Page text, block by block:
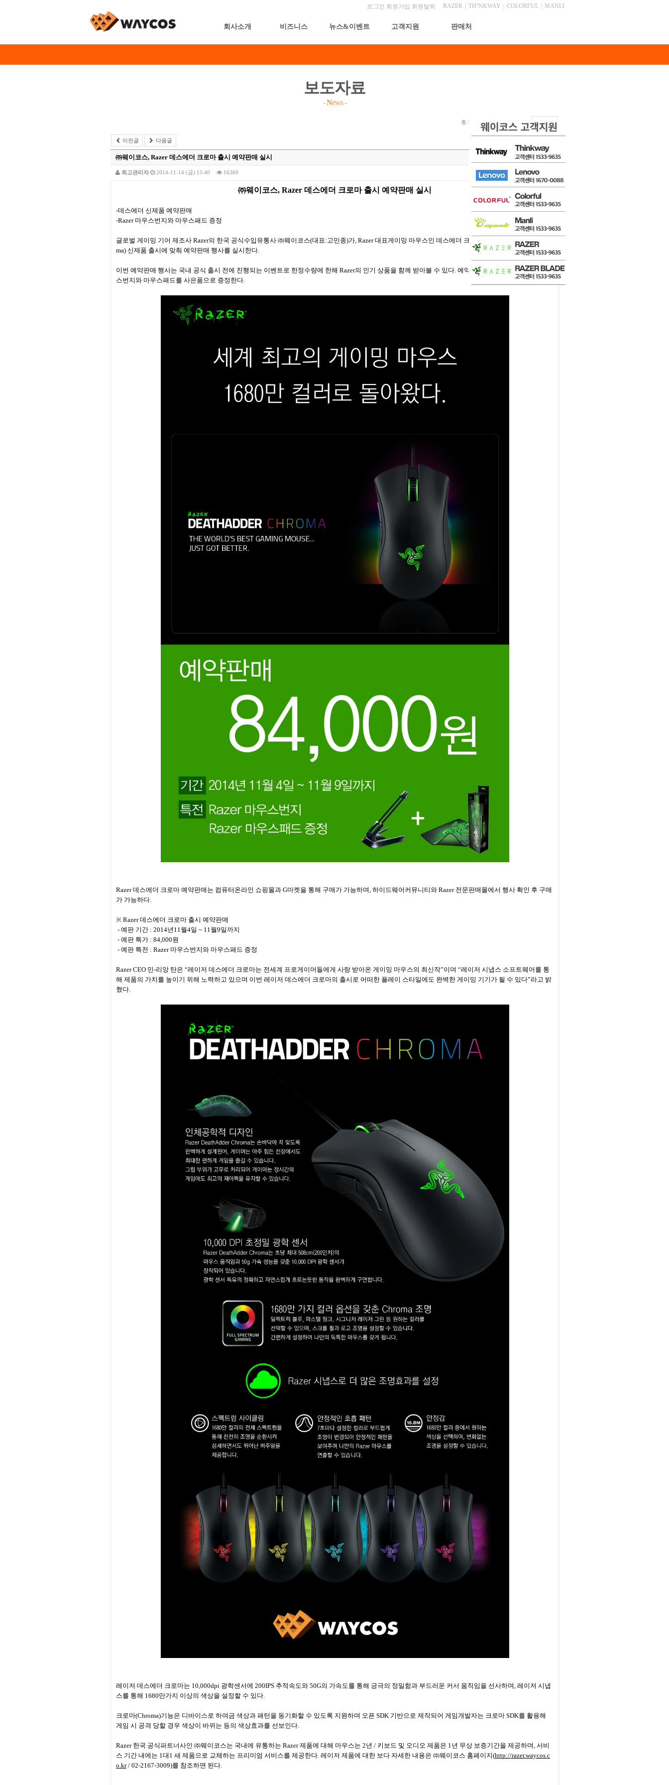
로그인 회원가입 회원탈퇴 MANLI
COLORFUL
TH!NKWAY
RAZER
회사소개 비즈니스 뉴스&이벤트 고객지원 판매처
보도자료
-News-
총 게시물 1,045건, 최근 0 건 안내
이전글 다음글
㈜웨이코스, Razer 데스에더 크로마 출시 예약판매 실시
최고관리자 2014-11-14 (금) 15:40 16369
㈜웨이코스, Razer 데스에더 크로마 출시 예약판매 실시
-데스에더 신제품 예약판매
-Razer 마우스번지와 마우스패드 증정
글로벌 게이밍 기어 제조사 Razer의 한국 공식수입유통사 ㈜웨이코스(대표:고민종)가, Razer대표게이밍 마우스인 데스에더 크로마
(Razer DeathAdder Chro
ma) 신제품 출시에 맞춰 예약판매 행사를 실시한다.
이번 예약판매 행사는 국내 공식 출시 전에 진행되는 이벤트로 한정수량에 한해 Razer의 인기 상품을 함께 받아볼 수 있다. 예약구매 고객에게는Razer마우
스번지와 마우스패드를 사은품으로 증정한다.
Razer데스에더 크로마 예약판매는 컴퓨터온라인 쇼핑몰과 G마켓을 통해 구매가 가능하며, 하이드웨어커뮤니티와 Razer 전문판매몰에서 행사 확인 후 구매
가 가능하다.
※ Razer데스에더 크로마 출시 예약판매
- 예판 기간 : 2014년 11월4일 ~ 11월9일까지
- 예판 특가 : 84,000원
- 예판 특전 : Razer 마우스번지와 마우스패드 증정
Razer CEO 민-리앙 탄은 “레이저 데스에더 크로마는 전세계 프로게이머들에게 사랑 받아온 게이밍 마우스의 최신작”이며 “레이저 시냅스 소프트웨어를 통
해 제품의 가치를 높이기 위해 노력하고 있으며 이번 레이저 데스에더 크로마의 출시로 어떠한 플레이 스타일에도 완벽한 게이밍 기기가 될 수 있다”라고 밝
혔다.
레이저 데스에더 크로마는 10,000dpi 광학센서에 200IPS 추적속도와 50G의 가속도를 통해 긍극의 정밀함과 부드러운 커서 움직임을 선사하며 레이저 시냅
스를 통해 1680만가지 이상의 색상을 설정할 수 있다
크로마(Chroma)기능은 디바이스로 하여금 색상과 패턴을 동기화할 수 있도록 지원하며 오픈 SDK 기반으로 제작되어 게임개발자는 크로마 SDK를 활용해
게임 시 공격 당할 경우 색상이 바뀌는 등의 색상효과를 선보인다
Razer 한국 공식파트너사인 ㈜웨이코스는 국내에 유통하는 Razer제품에 대해 마우스는 2년 / 키보드 및 오디오 제품은 1 년 무상 보증기간을 제공하며 서비
스 기간 내에는 1 대 1 새 제품으로 교체하는 프리미엄 서비스를 제공한다 레이저 제품에 대한 보다 자세한 내용은 ㈜웨이코스 홈페이지(http://razer.waycos.c
o.kr/ 02-2167-3009)를 참조하면 된다